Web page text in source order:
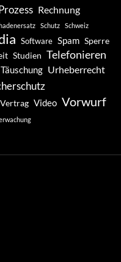
Prozess Rechnung
Schutz Schweiz
Software Spam Sperre
Studien Telefonieren
Täuschung Urheberrecht
Vertrag Video Vorwurf